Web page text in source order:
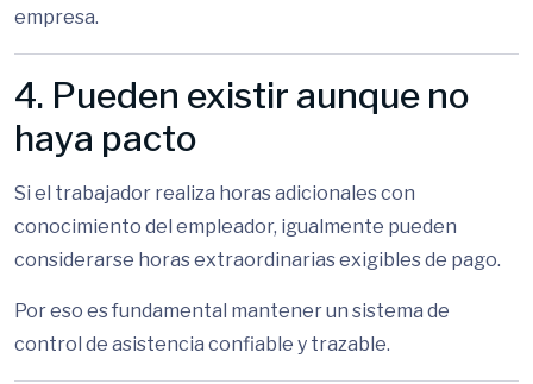
empresa.
4. Pueden existir aunque no
haya pacto
Si el trabajador realiza horas adicionales con
conocimiento del empleador, igualmente pueden
considerarse horas extraordinarias exigibles de pago.
Por eso es fundamental mantener un sistema de
control de asistencia confiable y trazable.